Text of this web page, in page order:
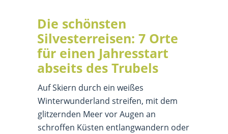
Die schönsten
Silvesterreisen: 7 Orte
für einen Jahresstart
abseits des Trubels
Auf Skiern durch ein weißes
Winterwunderland streifen, mit dem
glitzernden Meer vor Augen an
schroffen Küsten entlangwandern oder